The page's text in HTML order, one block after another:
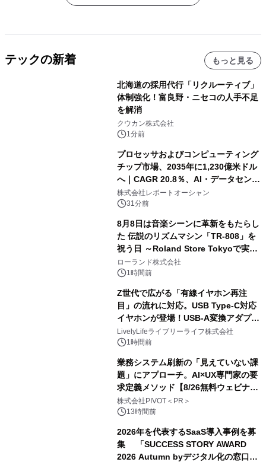
テックの新着 もっと見る
北海道の採用代行「リクルーティブ」
体制強化！富良野・ニセコの人手不足
を解消
クウカン株式会社
1分前
プロセッサおよびコンピューティング
チップ市場、2035年に1,230億米ドル
へ｜CAGR 20.8％、AI・データセンタ
ー需要が成長を牽引
株式会社レポートオーシャン
31分前
8月8日は音楽シーンに革新をもたらし
た 伝説のリズムマシン「TR-808」を
祝う日 ～Roland Store Tokyoで実機
を展示しての 記念キャンペーンを開
催 英国ラジオ「NTS」の 特別プログ
アーティストを フィーチャーしたアニ
メーションを公開～
ローランド株式会社
1時間前
Z世代で広がる「有線イヤホン再注
目」の流れに対応。USB Type-C対応
イヤホンが登場！USB-A変換アダプタ
ー付きでスマホからパソコンまで幅広
く活用可能
LivelyLifeライブリーライフ株式会社
1時間前
業務システム刷新の「見えていない課
題」にアプローチ。AI×UX専門家の要
求定義メソッド【8/26無料ウェビナ
ー】株式会社PIVOT
株式会社PIVOT＜PR＞
13時間前
2026年を代表するSaaS導入事例を募
集 「SUCCESS STORY AWARD
2026 Autumn byデジタル化の窓口」